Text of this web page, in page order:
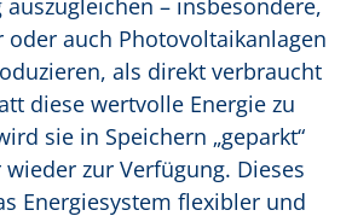
– insbesondere,
auch Photovoltaikanlagen
als direkt verbraucht
diese wertvolle Energie zu
sie in Speichern „geparkt“
zur Verfügung. Dieses
Energiesystem flexibler und